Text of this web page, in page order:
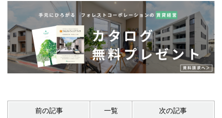
前の記事 一覧 次の記事